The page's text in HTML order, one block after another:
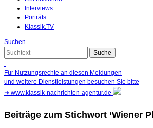
Interviews
Porträts
Klassik.TV
Suchen
Für Nutzungsrechte an diesen Meldungen
und weitere Dienstleistungen besuchen Sie bitte
➜ www.klassik-nachrichten-agentur.de
Beiträge zum Stichwort ‘Wiener